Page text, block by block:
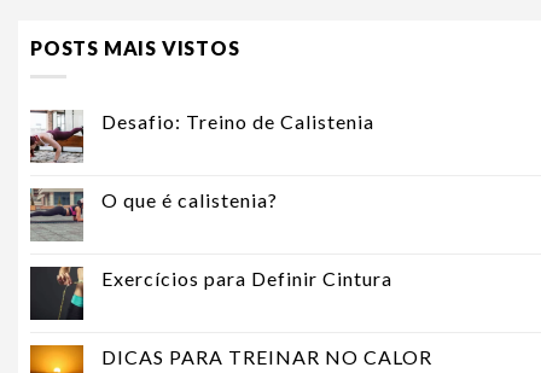
POSTS MAIS VISTOS
Desafio: Treino de Calistenia
O que é calistenia?
Exercícios para Definir Cintura
DICAS PARA TREINAR NO CALOR